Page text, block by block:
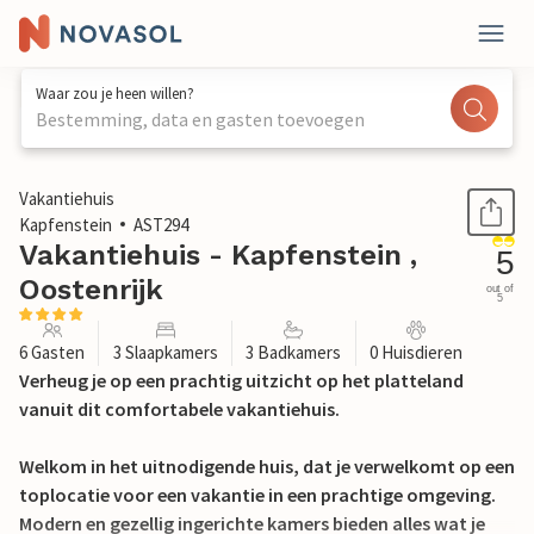
Waar zou je heen willen?
Bestemming, data en gasten toevoegen
1 / 28
Vakantiehuis
Kapfenstein
AST294
Vakantiehuis - Kapfenstein ,
Oostenrijk
5
out of
5
6 Gasten 3 Slaapkamers 3 Badkamers 0 Huisdieren
Verheug je op een prachtig uitzicht op het platteland
vanuit dit comfortabele vakantiehuis.
Welkom in het uitnodigende huis, dat je verwelkomt op een
toplocatie voor een vakantie in een prachtige omgeving.
Modern en gezellig ingerichte kamers bieden alles wat je